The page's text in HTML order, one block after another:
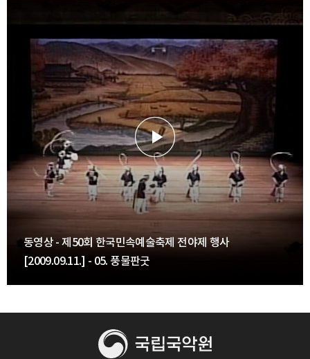
동영상 - 제50회 한국민속예술축제 전야제 행사
[2009.09.11.] - 05. 풍물판굿